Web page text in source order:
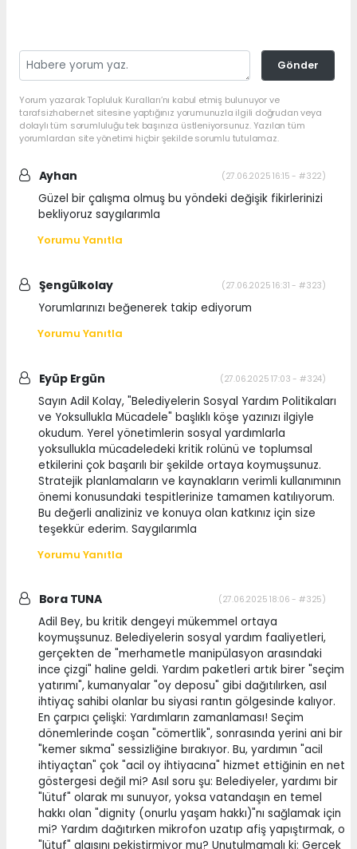
Gönder
Yorum yazarak Topluluk Kuralları’nı kabul etmiş bulunuyor ve
tarafsizhaber.net sitesine yaptığınız yorumunuzla ilgili doğrudan veya
dolaylı tüm sorumluluğu tek başınıza üstleniyorsunuz. Yazılan tüm
yorumlardan site yönetimi hiçbir şekilde sorumlu tutulamaz.
Ayhan (27.06.2025 16:15 - #322)
Güzel bir çalışma olmuş bu yöndeki değişik fikirlerinizi
bekliyoruz saygılarımla
Yorumu Yanıtla
Şengülkolay (27.06.2025 16:31 - #323)
Yorumlarınızı beğenerek takip ediyorum
Yorumu Yanıtla
Eyüp Ergün (27.06.2025 17:03 - #324)
Sayın Adil Kolay, "Belediyelerin Sosyal Yardım Politikaları
ve Yoksullukla Mücadele" başlıklı köşe yazınızı ilgiyle
okudum. Yerel yönetimlerin sosyal yardımlarla
yoksullukla mücadeledeki kritik rolünü ve toplumsal
etkilerini çok başarılı bir şekilde ortaya koymuşsunuz.
Stratejik planlamaların ve kaynakların verimli kullanımının
önemi konusundaki tespitlerinize tamamen katılıyorum.
Bu değerli analiziniz ve konuya olan katkınız için size
teşekkür ederim. Saygılarımla
Yorumu Yanıtla
Bora TUNA (27.06.2025 18:06 - #325)
Adil Bey, bu kritik dengeyi mükemmel ortaya
koymuşsunuz. Belediyelerin sosyal yardım faaliyetleri,
gerçekten de "merhametle manipülasyon arasındaki
ince çizgi" haline geldi. Yardım paketleri artık birer "seçim
yatırımı", kumanyalar "oy deposu" gibi dağıtılırken, asıl
ihtiyaç sahibi olanlar bu siyasi rantın gölgesinde kalıyor.
En çarpıcı çelişki: Yardımların zamanlaması! Seçim
dönemlerinde coşan "cömertlik", sonrasında yerini ani bir
"kemer sıkma" sessizliğine bırakıyor. Bu, yardımın "acil
ihtiyaçtan" çok "acil oy ihtiyacına" hizmet ettiğinin en net
göstergesi değil mi? Asıl soru şu: Belediyeler, yardımı bir
"lütuf" olarak mı sunuyor, yoksa vatandaşın en temel
hakkı olan "dignity (onurlu yaşam hakkı)"nı sağlamak için
mi? Yardım dağıtırken mikrofon uzatıp afiş yapıştırmak, o
"lütuf" algısını pekiştirmiyor mu? Unutulmamalı ki: Gerçek